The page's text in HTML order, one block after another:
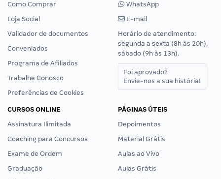
Como Comprar
Loja Social
Validador de documentos
Conveniados
Programa de Afiliados
Trabalhe Conosco
Preferências de Cookies
WhatsApp
E-mail
Horário de atendimento:
segunda a sexta (8h às 20h),
sábado (9h às 13h).
Foi aprovado?
Envie-nos a sua história!
CURSOS ONLINE
Assinatura Ilimitada
Coaching para Concursos
Exame de Ordem
Graduação
PÁGINAS ÚTEIS
Depoimentos
Material Grátis
Aulas ao Vivo
Aulas Grátis